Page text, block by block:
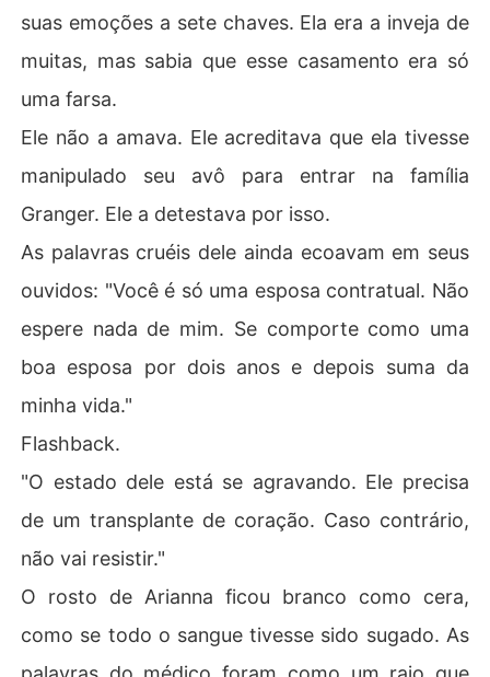
eu coração. Mas logo percebeu que ele dormiu com ela
apenas porque ela se parecia com a mulher que ele am
ava.
Arianna decidiu ir embora, mas naquele momento ela nã
o sabia que Lancelot já havia superado aquela mulher e
se apaixonado por ela...
Qual seria o destino deles? Será que eles se apaixonari
am ou o destino planejaria algo cruel para eles?
suas emoções a sete chaves. Ela era a inveja de
muitas, mas sabia que esse casamento era só
uma farsa.
Ele não a amava. Ele acreditava que ela tivesse
manipulado seu avô para entrar na família
Granger. Ele a detestava por isso.
As palavras cruéis dele ainda ecoavam em seus
ouvidos: "Você é só uma esposa contratual. Não
espere nada de mim. Se comporte como uma
boa esposa por dois anos e depois suma da
minha vida."
Flashback.
"O estado dele está se agravando. Ele precisa
de um transplante de coração. Caso contrário,
não vai resistir."
O rosto de Arianna ficou branco como cera,
como se todo o sangue tivesse sido sugado. As